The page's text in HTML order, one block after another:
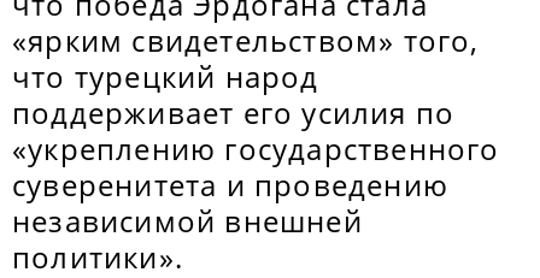
«ярким свидетельством» того,
что турецкий народ
поддерживает его усилия по
«укреплению государственного
суверенитета и проведению
независимой внешней
политики».